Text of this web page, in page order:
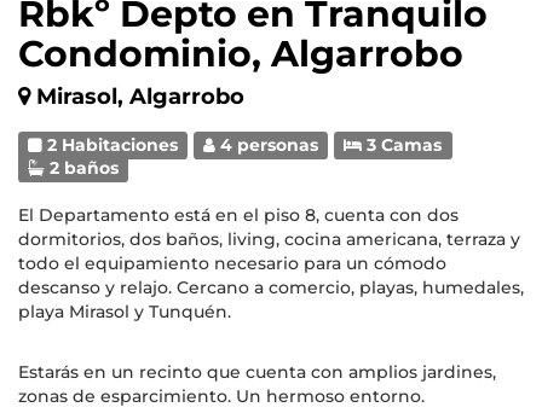
Rbkº Depto en Tranquilo
Condominio, Algarrobo
Mirasol, Algarrobo
2 Habitaciones 4 personas
3 Camas
2 baños
El Departamento está en el piso 8, cuenta con dos
dormitorios, dos baños, living, cocina americana, terraza y
todo el equipamiento necesario para un cómodo
descanso y relajo. Cercano a comercio, playas, humedales,
playa Mirasol y Tunquén.
Estarás en un recinto que cuenta con amplios jardines,
zonas de esparcimiento. Un hermoso entorno.